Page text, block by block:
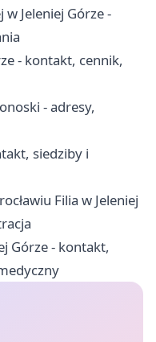
Jeleniej Górze -
- kontakt, cennik,
- adresy,
siedziby i
Filia w Jeleniej
Górze - kontakt,